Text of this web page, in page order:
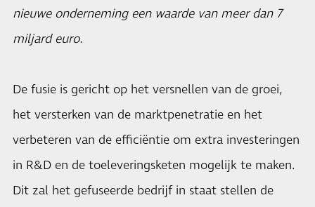
nieuwe onderneming een waarde van meer dan 7
miljard euro.
De fusie is gericht op het versnellen van de groei,
het versterken van de marktpenetratie en het
verbeteren van de efficiëntie om extra investeringen
in R&D en de toeleveringsketen mogelijk te maken.
Dit zal het gefuseerde bedrijf in staat stellen de